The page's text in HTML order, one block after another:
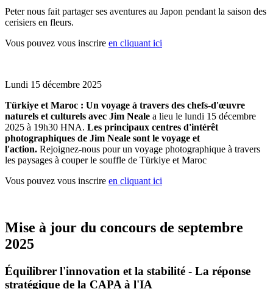
Peter nous fait partager ses aventures au Japon pendant la saison des
cerisiers en fleurs.
Vous pouvez vous inscrire en cliquant ici
Lundi 15 décembre 2025
Türkiye et Maroc : Un voyage à travers des chefs-d'œuvre
naturels et culturels avec Jim Neale a lieu le lundi 15 décembre
2025 à 19h30 HNA. Les principaux centres d'intérêt
photographiques de Jim Neale sont le voyage et
l'action. Rejoignez-nous pour un voyage photographique à travers
les paysages à couper le souffle de Türkiye et Maroc
Vous pouvez vous inscrire en cliquant ici
Mise à jour du concours de septembre
2025
Équilibrer l'innovation et la stabilité - La réponse
stratégique de la CAPA à l'IA